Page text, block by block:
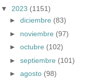
▼ 2023 (1151)
► diciembre (83)
► noviembre (97)
► octubre (102)
► septiembre (101)
► agosto (98)